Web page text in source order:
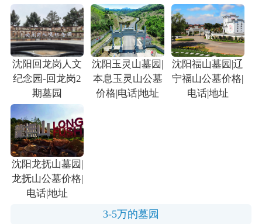
沈阳回龙岗人文
纪念园-回龙岗2
期墓园
沈阳玉灵山墓园|
本息玉灵山公墓
价格|电话|地址
沈阳福山墓园|辽
宁福山公墓价格|
电话|地址
沈阳龙抚山墓园|
龙抚山公墓价格|
电话|地址
3-5万的墓园